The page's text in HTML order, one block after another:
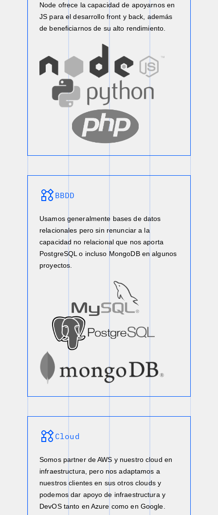
Node ofrece la capacidad de apoyarnos en
JS para el desarrollo front y back, además
de beneficiarnos de su alto rendimiento.
BBDD
Usamos generalmente bases de datos
relacionales pero sin renunciar a la
capacidad no relacional que nos aporta
PostgreSQL o incluso MongoDB en algunos
proyectos.
Cloud
Somos partner de AWS y nuestro cloud en
infraestructura, pero nos adaptamos a
nuestros clientes en sus otros clouds y
podemos dar apoyo de infraestructura y
DevOS tanto en Azure como en Google.